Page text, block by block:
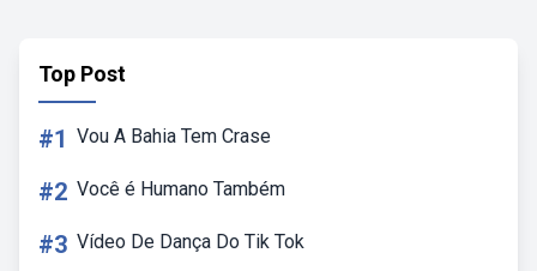
Top Post
#1 Vou A Bahia Tem Crase
#2 Você é Humano Também
#3 Vídeo De Dança Do Tik Tok